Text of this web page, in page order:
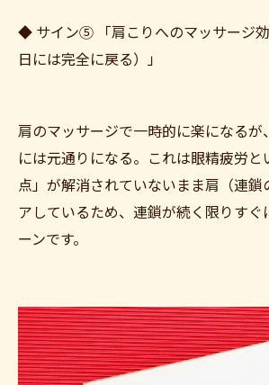
◆ サイン⑤ 「肩こりへのマッサージ
日には完全に戻る）」
肩のマッサージで一時的に楽になるが
には元通りになる。これは眼精疲労と
点」が解消されていないまま肩（連鎖
アしているため、連鎖が続く限りすぐ
ーンです。